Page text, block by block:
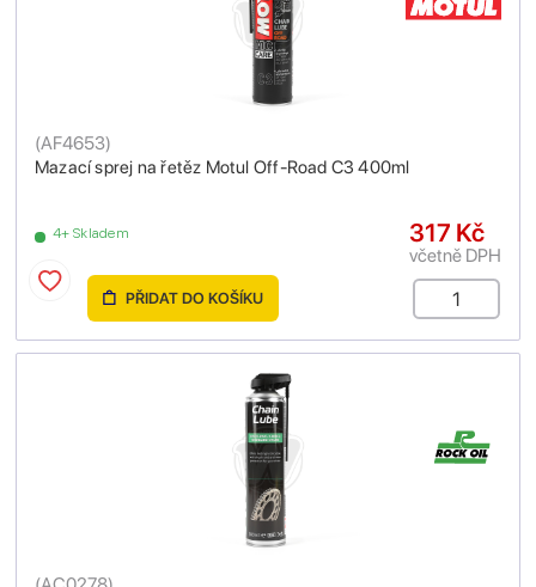
Mazací sprej na řetěz Motul Off-Road C3 400ml
(AF4653)
4+ Skladem 317 Kč
včetně DPH
PŘIDAT DO KOŠÍKU